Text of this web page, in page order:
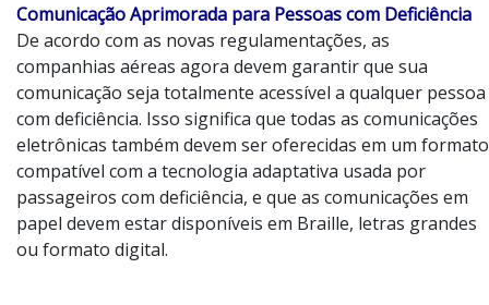
Comunicação Aprimorada para Pessoas com Deficiência
De acordo com as novas regulamentações, as
companhias aéreas agora devem garantir que sua
comunicação seja totalmente acessível a qualquer pessoa
com deficiência. Isso significa que todas as comunicações
eletrônicas também devem ser oferecidas em um formato
compatível com a tecnologia adaptativa usada por
passageiros com deficiência, e que as comunicações em
papel devem estar disponíveis em Braille, letras grandes
ou formato digital.